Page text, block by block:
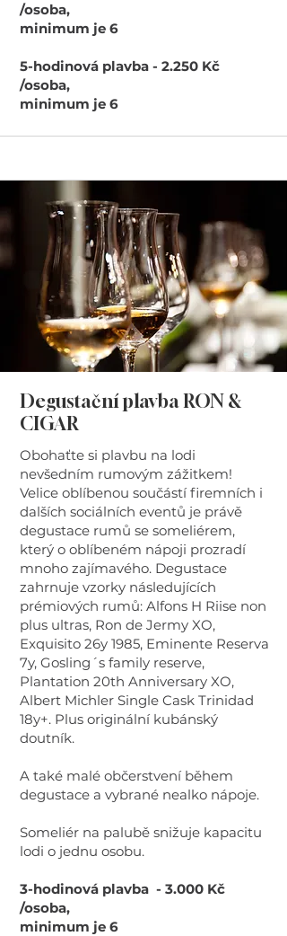
/osoba,
minimum je 6
5-hodinová plavba - 2.250 Kč
/osoba,
minimum je 6
Degustační plavba RON &
CIGAR
Obohaťte si plavbu na lodi
nevšedním rumovým zážitkem!
Velice oblíbenou součástí firemních i
dalších sociálních eventů je právě
degustace rumů se someliérem,
který o oblíbeném nápoji prozradí
mnoho zajímavého. Degustace
zahrnuje vzorky následujících
prémiových rumů: Alfons H Riise non
plus ultras, Ron de Jermy XO,
Exquisito 26y 1985, Eminente Reserva
7y, Gosling´s family reserve,
Plantation 20th Anniversary XO,
Albert Michler Single Cask Trinidad
18y+. Plus originální kubánský
doutník.
A také malé občerstvení během
degustace a vybrané nealko nápoje.
Someliér na palubě snižuje kapacitu
lodi o jednu osobu.
3-hodinová plavba - 3.000 Kč
/osoba,
minimum je 6